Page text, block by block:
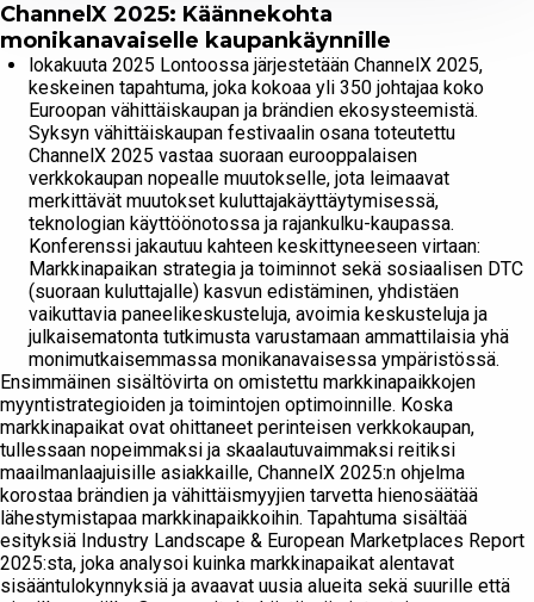
ChannelX 2025: Käännekohta
monikanavaiselle kaupankäynnille
lokakuuta 2025 Lontoossa järjestetään ChannelX 2025,
keskeinen tapahtuma, joka kokoaa yli 350 johtajaa koko
Euroopan vähittäiskaupan ja brändien ekosysteemistä.
Syksyn vähittäiskaupan festivaalin osana toteutettu
ChannelX 2025 vastaa suoraan eurooppalaisen
verkkokaupan nopealle muutokselle, jota leimaavat
merkittävät muutokset kuluttajakäyttäytymisessä,
teknologian käyttöönotossa ja rajankulku-kaupassa.
Konferenssi jakautuu kahteen keskittyneeseen virtaan:
Markkinapaikan strategia ja toiminnot sekä sosiaalisen DTC
(suoraan kuluttajalle) kasvun edistäminen, yhdistäen
vaikuttavia paneelikeskusteluja, avoimia keskusteluja ja
julkaisematonta tutkimusta varustamaan ammattilaisia yhä
monimutkaisemmassa monikanavaisessa ympäristössä.
Ensimmäinen sisältövirta on omistettu markkinapaikkojen
myyntistrategioiden ja toimintojen optimoinnille. Koska
markkinapaikat ovat ohittaneet perinteisen verkkokaupan,
tullessaan nopeimmaksi ja skaalautuvaimmaksi reitiksi
maailmanlaajuisille asiakkaille, ChannelX 2025:n ohjelma
korostaa brändien ja vähittäismyyjien tarvetta hienosäätää
lähestymistapaa markkinapaikkoihin. Tapahtuma sisältää
esityksiä Industry Landscape & European Marketplaces Report
2025:sta, joka analysoi kuinka markkinapaikat alentavat
sisääntulokynnyksiä ja avaavat uusia alueita sekä suurille että